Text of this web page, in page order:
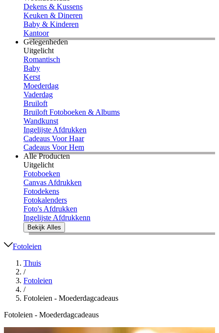
Dekens & Kussens
Keuken & Dineren
Baby & Kinderen
Kantoor
Gelegenheden
Uitgelicht
Romantisch
Baby
Kerst
Moederdag
Vaderdag
Bruiloft
Bruiloft Fotoboeken & Albums
Wandkunst
Ingelijste Afdrukken
Cadeaus Voor Haar
Cadeaus Voor Hem
Alle Producten
Uitgelicht
Fotoboeken
Canvas Afdrukken
Fotodekens
Fotokalenders
Foto's Afdrukken
Ingelijste Afdrukkenn
Bekijk Alles
Fotoleien
Thuis
/
Fotoleien
/
Fotoleien - Moederdagcadeaus
Fotoleien - Moederdagcadeaus